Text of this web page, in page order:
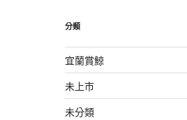
分類
宜蘭賞鯨
未上市
未分類